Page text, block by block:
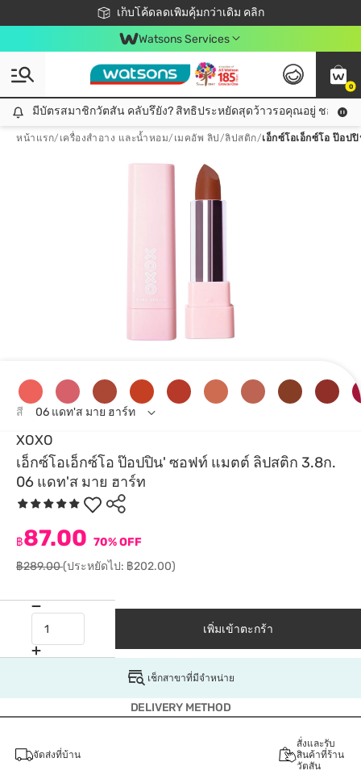
เก็บโค้ดลดเพิ่มคุ้มกว่าเดิม คลิก
ชอปออนไลน์ครั้งแรก ลดเพิ่มจุก ๆ 10%! 🎉
📦ส่งฟรี! เมื่อชอป 499฿
สมาชิกวัตสัน คลับดียังไง?
Watsons Services
0
มีบัตรสมาชิกวัตสัน คลับรึยัง? สิทธิประหยัดสุดว้าวรอคุณอยู่ ชอปคุ้มกว่าเดิม คลิก!
มีบัตรสมาชิกวัตสัน คลับรึยัง? สิทธิประหยัดสุดว้าวรอคุณอยู่ ชอปคุ้มก
หน้าแรก/ เครื่องสำอาง และน้ำหอม/ เมคอัพ ลิป /ลิปสติก/เอ็กซ์โอเอ็กซ์โอ ป๊อ
XOXO
เอ็กซ์โอเอ็กซ์โอ ป๊อปปิน' ซอฟท์ แมตต์ ลิปสติก 3.8ก.
06 แดท'ส มาย ฮาร์ท
฿87.00 70% OFF
฿289.00(ประหยัดไป: ฿202.00)
สี 06 แดท'ส มาย ฮาร์ท
เพิ่มเข้าตะกร้า
เช็กสาขาที่มีจำหน่าย
DELIVERY METHOD
จัดส่งที่บ้าน
สั่งและรับ
สินค้าที่ร้าน
วัตสัน